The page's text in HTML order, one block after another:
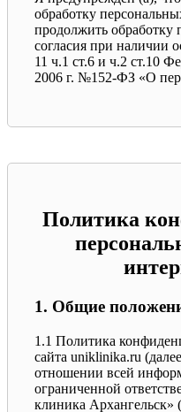
обработку
продолжить обработку
согласия при наличии
11 ч.1 ст.6 и ч.2 ст.10
2006 г. №152-ФЗ «О
Политика
1. Общие
1.1 Политика
сайта uniklinika.ru
отношении всей
ограниченной
клиника Архангельск»